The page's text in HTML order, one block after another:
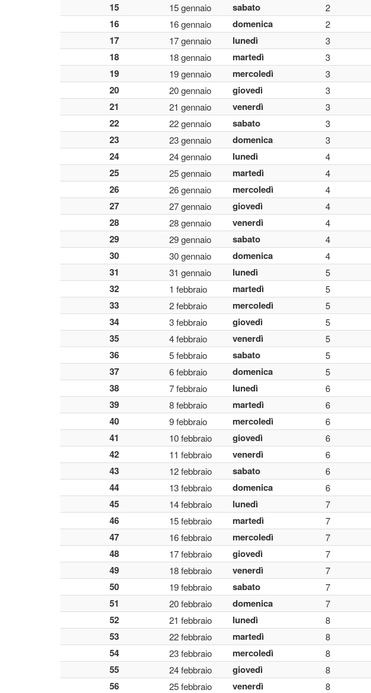
15 15 gennaio sabato 2
16 16 gennaio domenica 2
17 17 gennaio lunedì 3
18 18 gennaio martedì 3
19 19 gennaio mercoledì 3
20 20 gennaio giovedì 3
21 21 gennaio venerdì 3
22 22 gennaio sabato 3
23 23 gennaio domenica 3
24 24 gennaio lunedì 4
25 25 gennaio martedì 4
26 26 gennaio mercoledì 4
27 27 gennaio giovedì 4
28 28 gennaio venerdì 4
29 29 gennaio sabato 4
30 30 gennaio domenica 4
31 31 gennaio lunedì 5
32 1 febbraio martedì 5
33 2 febbraio mercoledì 5
34 3 febbraio giovedì 5
35 4 febbraio venerdì 5
36 5 febbraio sabato 5
37 6 febbraio domenica 5
38 7 febbraio lunedì 6
39 8 febbraio martedì 6
40 9 febbraio mercoledì 6
41 10 febbraio giovedì 6
42 11 febbraio venerdì 6
43 12 febbraio sabato 6
44 13 febbraio domenica 6
45 14 febbraio lunedì 7
46 15 febbraio martedì 7
47 16 febbraio mercoledì 7
48 17 febbraio giovedì 7
49 18 febbraio venerdì 7
50 19 febbraio sabato 7
51 20 febbraio domenica 7
52 21 febbraio lunedì 8
53 22 febbraio martedì 8
54 23 febbraio mercoledì 8
55 24 febbraio giovedì 8
56 25 febbraio venerdì 8